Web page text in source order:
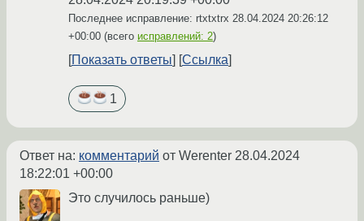
Последнее исправление: rtxtxtrx 28.04.2024 20:26:12
+00:00 (всего исправлений: 2)
Показать ответы Ссылка
1
Ответ на: комментарий от Werenter 28.04.2024
18:22:01 +00:00
Это случилось раньше)